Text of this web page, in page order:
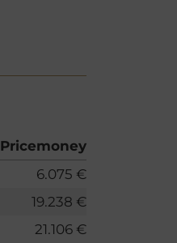
Pricemoney
6.075 €
19.238 €
21.106 €